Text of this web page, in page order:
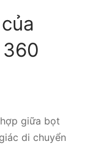
360
giữa bọt
di chuyển